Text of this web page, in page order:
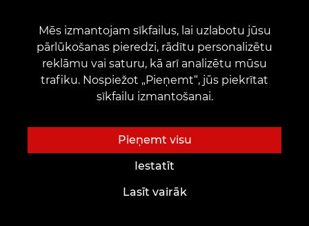
Nākotnes tetovētājiem
Meistarklase
Darba vietas noma
Nodarbinātība
Tetovējumu idejas
Tetovējumu fonti online
AI skices
Autoru skices
Skiču katalogs
Pakalpojumi
Apmaksa
Mēs izmantojam sīkfailus, lai uzlabotu jūsu
pārlūkošanas pieredzi, rādītu personalizētu
reklāmu vai saturu, kā arī analizētu mūsu
trafiku. Nospiežot „Pieņemt“, jūs piekrītat
sīkfailu izmantošanai.
Pieņemt visu
Iestatīt
Lasīt vairāk